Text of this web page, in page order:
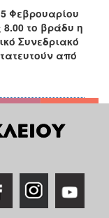
Φεβρουαρίου
8.00 το βράδυ η
Συνεδριακό
από